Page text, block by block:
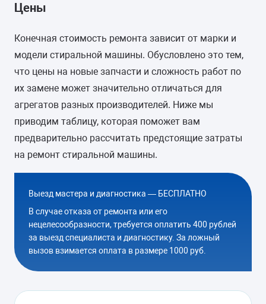
Цены
Конечная стоимость ремонта зависит от марки и
модели стиральной машины. Обусловлено это тем,
что цены на новые запчасти и сложность работ по
их замене может значительно отличаться для
агрегатов разных производителей. Ниже мы
приводим таблицу, которая поможет вам
предварительно рассчитать предстоящие затраты
на ремонт стиральной машины.
Выезд мастера и диагностика — БЕСПЛАТНО
В случае отказа от ремонта или его
нецелесообразности, требуется оплатить 400 рублей
за выезд специалиста и диагностику. За ложный
вызов взимается оплата в размере 1000 руб.